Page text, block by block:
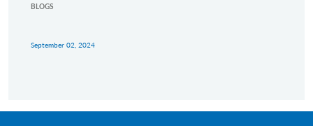
BLOGS
September 02, 2024